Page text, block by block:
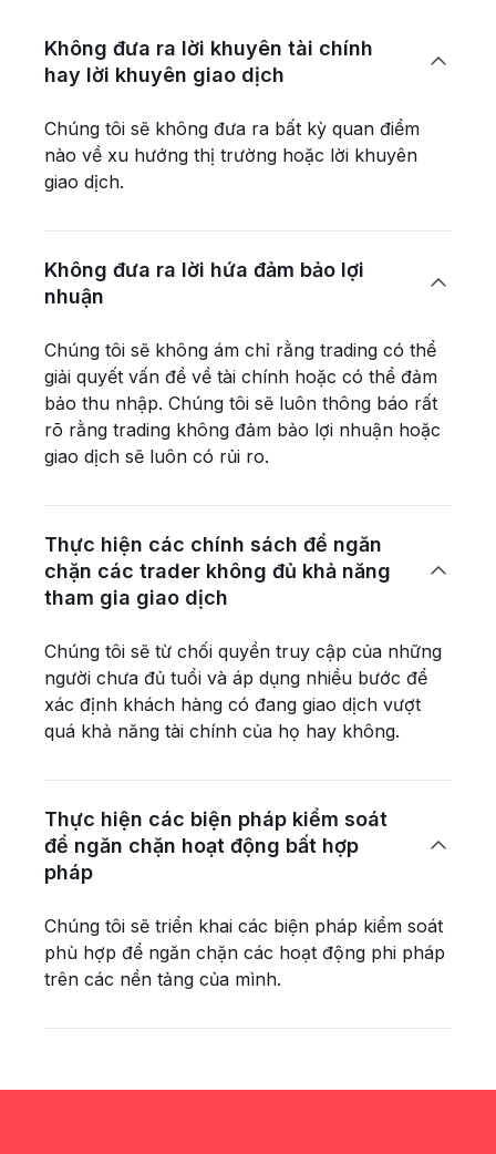
Không đưa ra lời khuyên tài chính
hay lời khuyên giao dịch

Chúng tôi sẽ không đưa ra bất kỳ quan điểm
nào về xu hướng thị trường hoặc lời khuyên
giao dịch.
Không đưa ra lời hứa đảm bảo lợi
nhuận

Chúng tôi sẽ không ám chỉ rằng trading có thể
giải quyết vấn đề về tài chính hoặc có thể đảm
bảo thu nhập. Chúng tôi sẽ luôn thông báo rất
rõ rằng trading không đảm bảo lợi nhuận hoặc
giao dịch sẽ luôn có rủi ro.
Thực hiện các chính sách để ngăn
chặn các trader không đủ khả năng
tham gia giao dịch

Chúng tôi sẽ từ chối quyền truy cập của những
người chưa đủ tuổi và áp dụng nhiều bước để
xác định khách hàng có đang giao dịch vượt
quá khả năng tài chính của họ hay không.
Thực hiện các biện pháp kiểm soát
để ngăn chặn hoạt động bất hợp
pháp

Chúng tôi sẽ triển khai các biện pháp kiểm soát
phù hợp để ngăn chặn các hoạt động phi pháp
trên các nền tảng của mình.